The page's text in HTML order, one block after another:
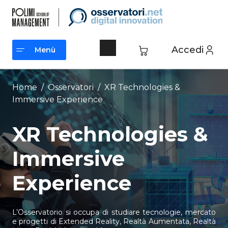
contenuto
Accedi
Menù
Menù
Home /Osservatori/ XR Technologies &
Immersive Experience
XR Technologies &
Immersive
Experience
L’Osservatorio si occupa di studiare tecnologie, mercato
e progetti di Extended Reality, Realtà Aumentata, Realtà